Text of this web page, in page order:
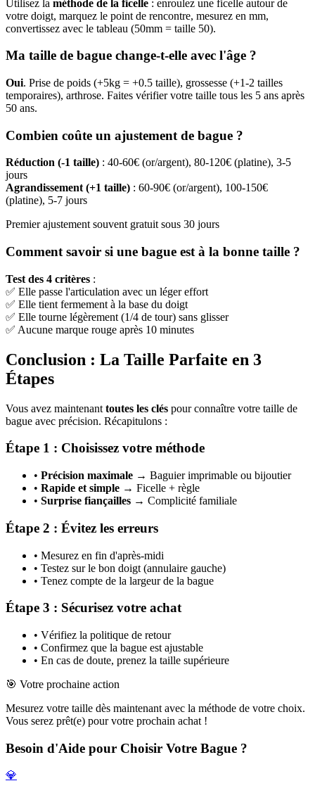
Utilisez la méthode de la ficelle : enroulez une ficelle autour de
votre doigt, marquez le point de rencontre, mesurez en mm,
convertissez avec le tableau (50mm = taille 50).
Ma taille de bague change-t-elle avec l'âge ?
Oui. Prise de poids (+5kg = +0.5 taille), grossesse (+1-2 tailles
temporaires), arthrose. Faites vérifier votre taille tous les 5 ans après
50 ans.
Combien coûte un ajustement de bague ?
Réduction (-1 taille) : 40-60€ (or/argent), 80-120€ (platine), 3-5
jours
Agrandissement (+1 taille) : 60-90€ (or/argent), 100-150€
(platine), 5-7 jours
Premier ajustement souvent gratuit sous 30 jours
Comment savoir si une bague est à la bonne taille ?
Test des 4 critères :
✅ Elle passe l'articulation avec un léger effort
✅ Elle tient fermement à la base du doigt
✅ Elle tourne légèrement (1/4 de tour) sans glisser
✅ Aucune marque rouge après 10 minutes
Conclusion : La Taille Parfaite en 3
Étapes
Vous avez maintenant toutes les clés pour connaître votre taille de
bague avec précision. Récapitulons :
Étape 1 : Choisissez votre méthode
• Précision maximale → Baguier imprimable ou bijoutier
• Rapide et simple → Ficelle + règle
• Surprise fiançailles → Complicité familiale
Étape 2 : Évitez les erreurs
• Mesurez en fin d'après-midi
• Testez sur le bon doigt (annulaire gauche)
• Tenez compte de la largeur de la bague
Étape 3 : Sécurisez votre achat
• Vérifiez la politique de retour
• Confirmez que la bague est ajustable
• En cas de doute, prenez la taille supérieure
🎯 Votre prochaine action
Mesurez votre taille dès maintenant avec la méthode de votre choix.
Vous serez prêt(e) pour votre prochain achat !
Besoin d'Aide pour Choisir Votre Bague ?
💎